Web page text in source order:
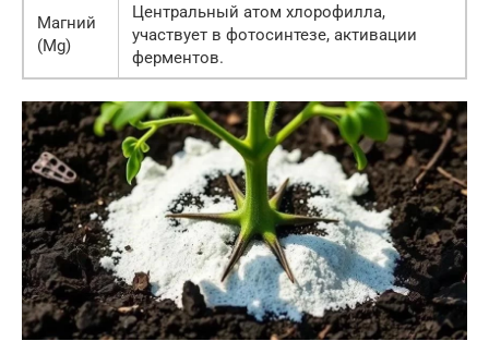
Магний
(Mg)
Центральный атом хлорофилла,
участвует в фотосинтезе, активации
ферментов.